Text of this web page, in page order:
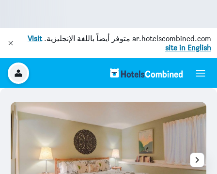
ar.hotelscombined.com متوفر أيضاً باللغة الإنجليزية.Visit
site in English